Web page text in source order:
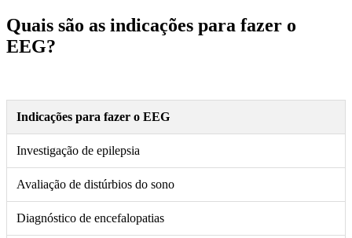
Quais são as indicações para fazer o
EEG?
Indicações para fazer o EEG
Investigação de epilepsia
Avaliação de distúrbios do sono
Diagnóstico de encefalopatias